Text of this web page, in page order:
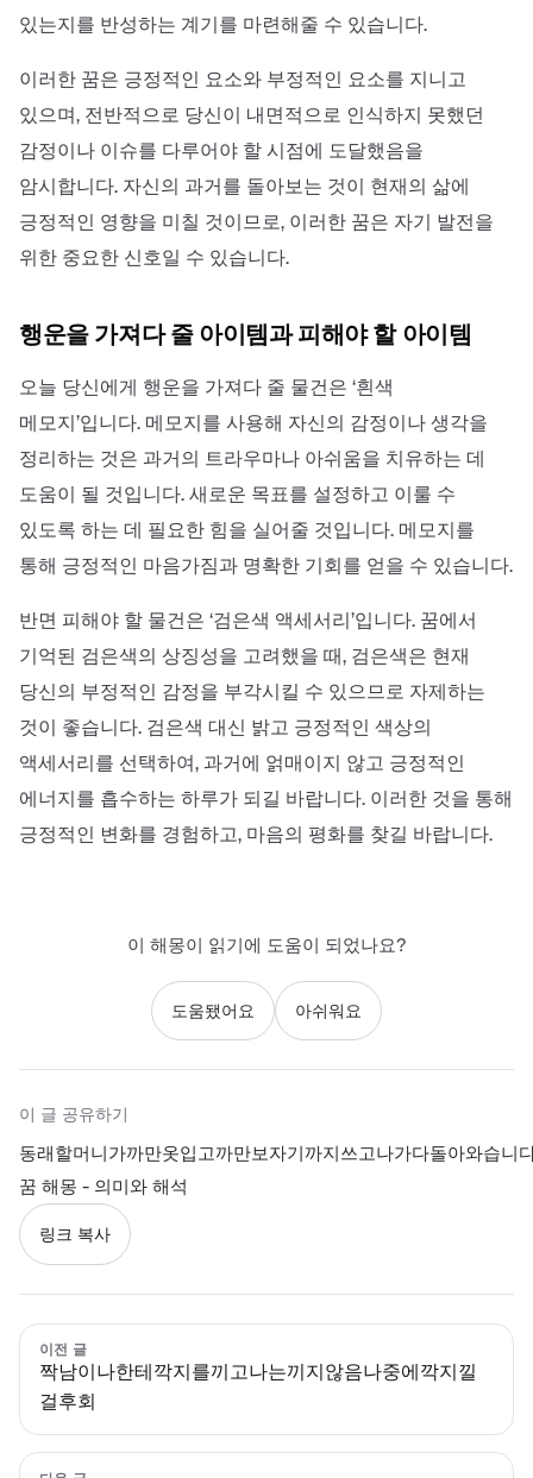
있는지를 반성하는 계기를 마련해줄 수 있습니다.
이러한 꿈은 긍정적인 요소와 부정적인 요소를 지니고
있으며, 전반적으로 당신이 내면적으로 인식하지 못했던
감정이나 이슈를 다루어야 할 시점에 도달했음을
암시합니다. 자신의 과거를 돌아보는 것이 현재의 삶에
긍정적인 영향을 미칠 것이므로, 이러한 꿈은 자기 발전을
위한 중요한 신호일 수 있습니다.
행운을 가져다 줄 아이템과 피해야 할 아이템
오늘 당신에게 행운을 가져다 줄 물건은 ‘흰색
메모지’입니다. 메모지를 사용해 자신의 감정이나 생각을
정리하는 것은 과거의 트라우마나 아쉬움을 치유하는 데
도움이 될 것입니다. 새로운 목표를 설정하고 이룰 수
있도록 하는 데 필요한 힘을 실어줄 것입니다. 메모지를
통해 긍정적인 마음가짐과 명확한 기회를 얻을 수 있습니다.
반면 피해야 할 물건은 ‘검은색 액세서리’입니다. 꿈에서
기억된 검은색의 상징성을 고려했을 때, 검은색은 현재
당신의 부정적인 감정을 부각시킬 수 있으므로 자제하는
것이 좋습니다. 검은색 대신 밝고 긍정적인 색상의
액세서리를 선택하여, 과거에 얽매이지 않고 긍정적인
에너지를 흡수하는 하루가 되길 바랍니다. 이러한 것을 통해
긍정적인 변화를 경험하고, 마음의 평화를 찾길 바랍니다.
이 해몽이 읽기에 도움이 되었나요?
도움됐어요 아쉬워요
이 글 공유하기
동래할머니가까만옷입고까만보자기까지쓰고나가다돌아와습니
꿈 해몽 - 의미와 해석
링크 복사
이전 글
짝남이나한테깍지를끼고나는끼지않음나중에깍지낄
걸후회